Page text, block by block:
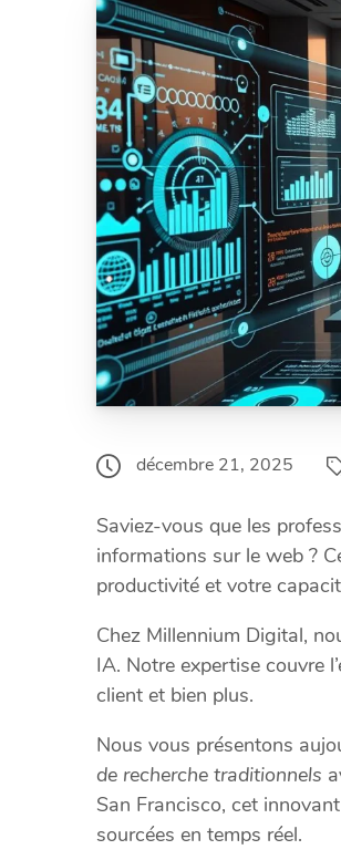
décembre 21, 2025
Saviez-vous que les
informations sur le web ?
productivité et votre
Chez Millennium Digital,
IA. Notre expertise couvre
client et bien plus.
Nous vous présentons
de recherche traditionnels
San Francisco, cet innovant
sourcées en temps réel.